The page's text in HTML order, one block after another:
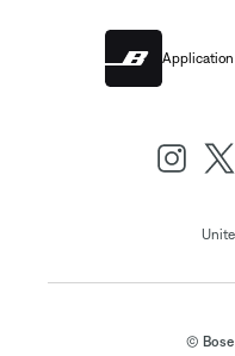
Application
© Bose